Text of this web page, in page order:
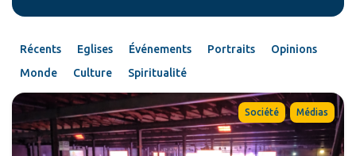
Récents Eglises Événements Portraits
Opinions
Monde
Culture Spiritualité
Société , Médias